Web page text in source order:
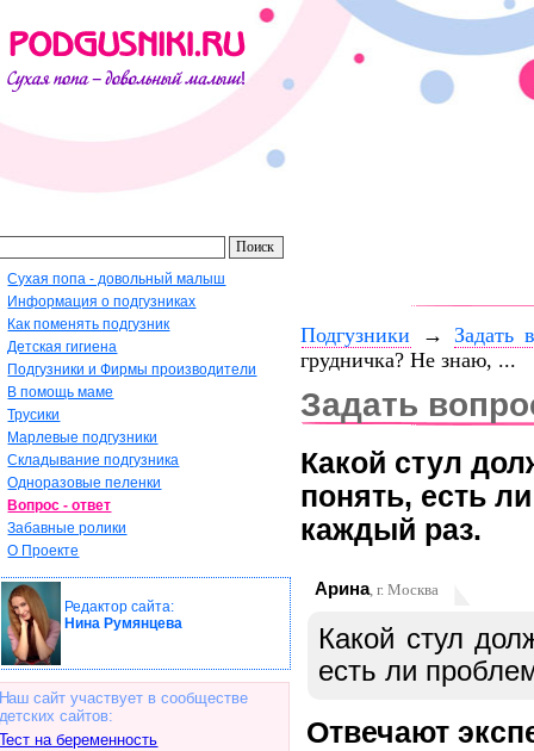
Сухая попа - довольный малыш
Информация о подгузниках
Как поменять подгузник
Детская гигиена
Подгузники и Фирмы производители
В помощь маме
Трусики
Марлевые подгузники
Складывание подгузника
Одноразовые пеленки
Вопрос - ответ
Забавные ролики
О Проекте
Редактор сайта:
Нина Румянцева
сайт участвует в сообществе
сайтов:
на беременность
Подгузники → Задать
грудничка? Не знаю, ...
Задать
Какой стул
понять, есть
каждый раз.
Арина, г. Москва
Какой стул
есть ли
Отвечают